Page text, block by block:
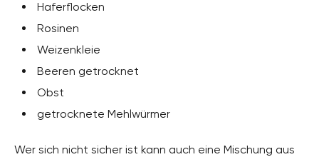
Haferflocken
Rosinen
Weizenkleie
Beeren getrocknet
Obst
getrocknete Mehlwürmer
Wer sich nicht sicher ist kann auch eine Mischung aus